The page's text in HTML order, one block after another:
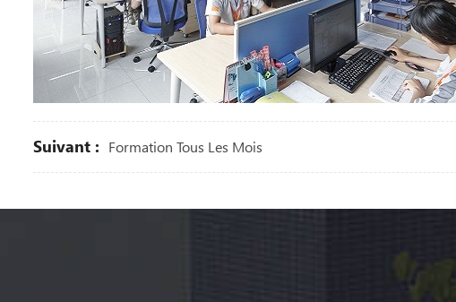
Suivant : Formation Tous Les Mois